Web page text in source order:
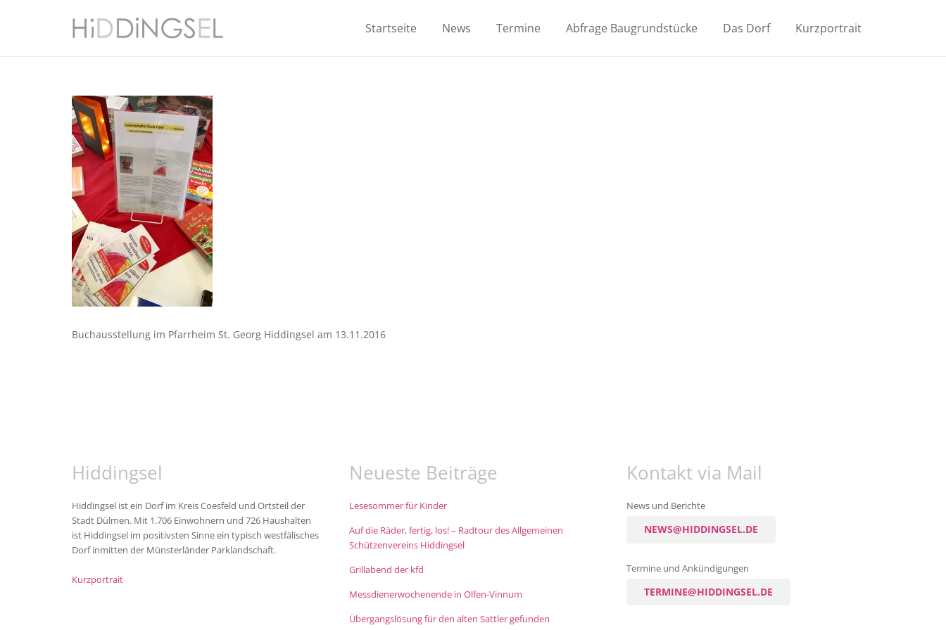
Startseite News Termine Abfrage Baugrundstücke Das Dorf Kurzportrait
Buchausstellung im Pfarrheim St. Georg Hiddingsel am 13.11.2016
Hiddingsel
Hiddingsel ist ein Dorf im Kreis Coesfeld und Ortsteil der
Stadt Dülmen. Mit 1.706 Einwohnern und 726 Haushalten
ist Hiddingsel im positivsten Sinne ein typisch westfälisches
Dorf inmitten der Münsterländer Parklandschaft.
Kurzportrait
Neueste Beiträge
Lesesommer für Kinder
Auf die Räder, fertig, los! – Radtour des Allgemeinen
Schützenvereins Hiddingsel
Grillabend der kfd
Messdienerwochenende in Olfen-Vinnum
Übergangslösung für den alten Sattler gefunden
Kontakt via Mail
News und Berichte
NEWS@HIDDINGSEL.DE
Termine und Ankündigungen
TERMINE@HIDDINGSEL.DE